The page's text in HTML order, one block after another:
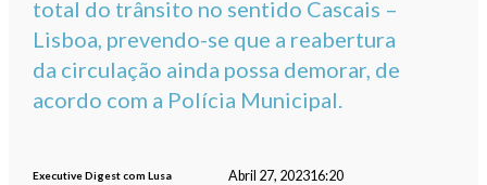
total do trânsito no sentido Cascais –
Lisboa, prevendo-se que a reabertura
da circulação ainda possa demorar, de
acordo com a Polícia Municipal.
Executive Digest com Lusa Abril 27, 202316:20